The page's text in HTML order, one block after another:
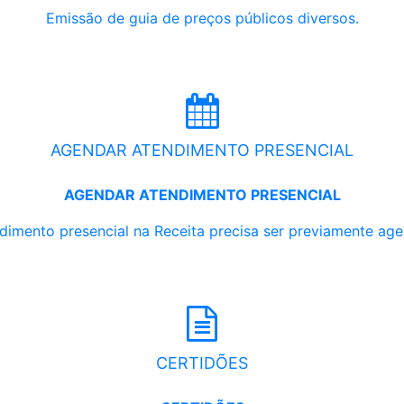
Emissão de guia de preços públicos diversos.
AGENDAR ATENDIMENTO PRESENCIAL
AGENDAR ATENDIMENTO PRESENCIAL
presencial na Receita precisa ser previamente
CERTIDÕES